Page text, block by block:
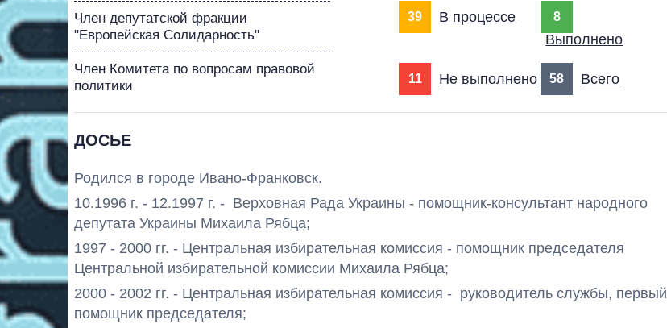
Член депутатской фракции
"Европейская Солидарность"
Член Комитета по вопросам правовой
политики
ДОСЬЕ
Родился в городе Ивано-Франковск.
10.1996 г. - 12.1997 г. - Верховная Рада Украины - помощник-консультант народного
депутата Украины Михаила Рябца;
1997 - 2000 гг. - Центральная избирательная комиссия - помощник председателя
Центральной избирательной комиссии Михаила Рябца;
2000 - 2002 гг. - Центральная избирательная комиссия - руководитель службы, первый
помощник председателя;
39 В процессе 8
Выполнено
11 Не выполнено 58 Всего